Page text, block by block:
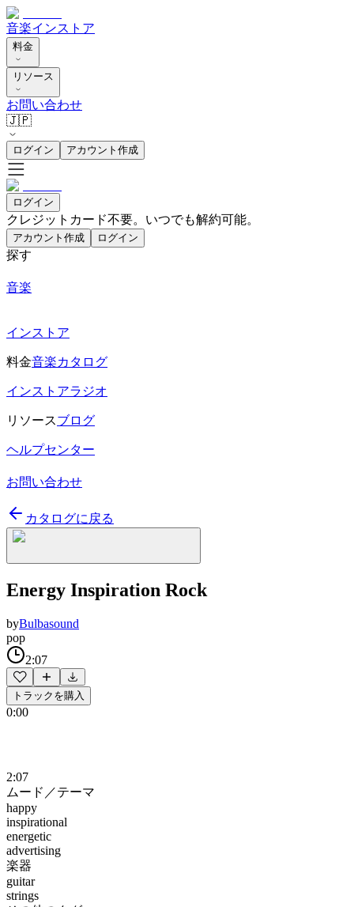
音楽インストア
料金
リソース
お問い合わせ
🇯🇵
ログイン アカウント作成
ログイン
クレジットカード不要。いつでも解約可能。
アカウント作成 ログイン
探す
音楽
インストア
料金音楽カタログ
インストアラジオ
リソースブログ
ヘルプセンター
お問い合わせ
カタログに戻る
Energy Inspiration Rock
byBulbasound
pop
2:07
トラックを購入
0:00
2:07
ムード／テーマ
happy
inspirational
energetic
advertising
楽器
guitar
strings